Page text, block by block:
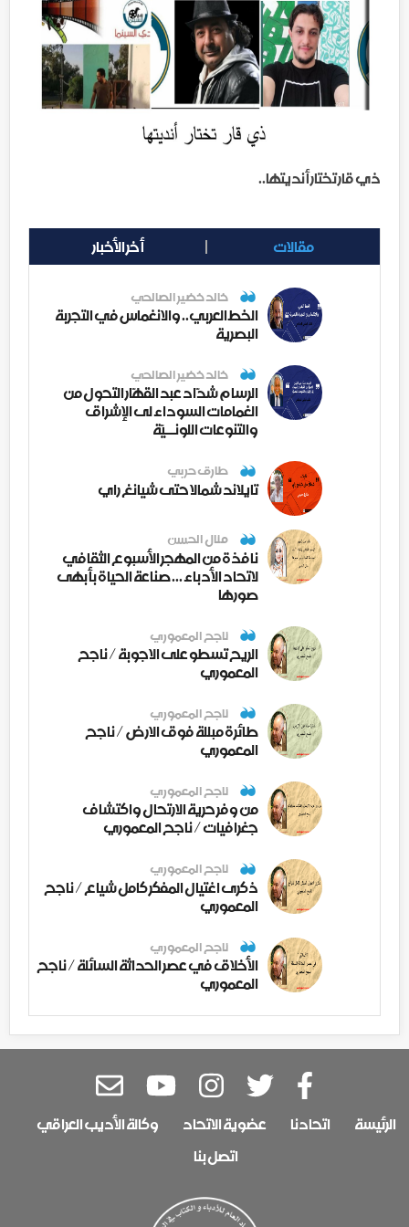
ذي قار تختار أنديتها..
مقالات أخر الأخبار
خالد خضير الصالحي
الخط العربي.. والانغماس في التجربة
البصرية
خالد خضير الصالحي
الرسام شدّاد عبد القهّار التحول من
الغمامات السوداء لى الإشراق
والتنوعات اللونــيّة
طارق حربي
تايلاند شمالا حتى شيانغ راي
منال الحسن
نافذة من المهجر الأسبوع الثقافي
لاتحاد الأدباء ... صناعة الحياة بأبهى
صورها
ناجح المعموري
الريح تسطو على الاجوبة / ناجح
المعموري
ناجح المعموري
طائرة مبللة فوق الارض / ناجح
المعموري
ناجح المعموري
من وفر حرية الارتحال واكتشاف
جغرافيات / ناجح المعموري
ناجح المعموري
ذكرى اغتيال المفكر كامل شياع / ناجح
المعموري
ناجح المعموري
الأخلاق في عصر الحداثة السائلة / ناجح
المعموري
الرئيسة اتحادنا عضوية الاتحاد
وكالة الأديب العراقي
اتصل بنا